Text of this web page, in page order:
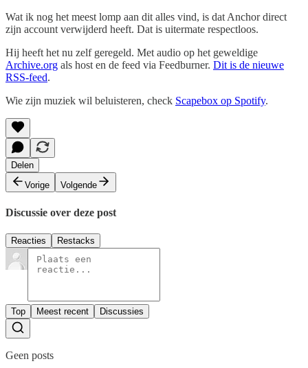
Wat ik nog het meest lomp aan dit alles vind, is dat Anchor direct
zijn account verwijderd heeft. Dat is uitermate respectloos.
Hij heeft het nu zelf geregeld. Met audio op het geweldige
Archive.org als host en de feed via Feedburner. Dit is de nieuwe
RSS-feed.
Wie zijn muziek wil beluisteren, check Scapebox op Spotify.
Delen
Vorige
Volgende
Discussie over deze post
Reacties Restacks
Top Meest recent Discussies
Geen posts